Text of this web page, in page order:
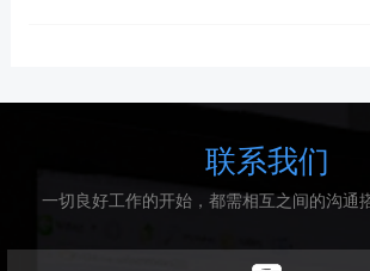
联系我们
一切良好工作的开始，都需相互之间的沟通